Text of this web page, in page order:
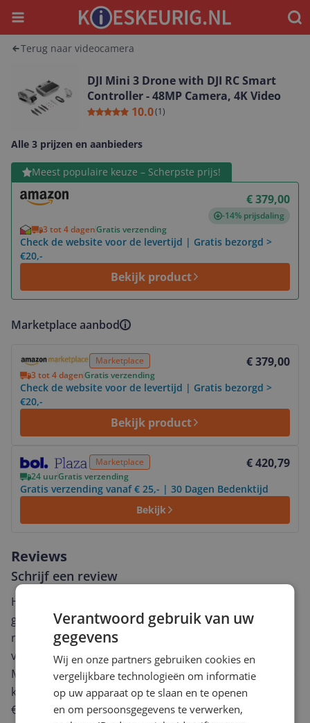
Menu
Terug naar videocamera
DJI Mini 3 Drone with DJI RC Smart
Controller - 48MP Camera, 4K Video
10.0(1)
Alle 3 prijzen en aanbieders
Meest populaire keuze – Scherpste prijs!
€ 379,00
-14% prijsdaling
3 tot 4 dagenGratis verzending
Check de website voor de levertijd | Gratis bezorgd >
€20,-
Bekijk product
Bekijk product
Marketplace aanbod
Marketplace € 379,00
3 tot 4 dagenGratis verzending
Check de website voor de levertijd | Gratis bezorgd >
€20,-
Bekijk product
Marketplace € 420,79
24 uurGratis verzending
Gratis verzending vanaf € 25,- | 30 Dagen Bedenktijd
Bekijk
Reviews
Schrijf een review
Heb jij dit product in bezit en wil je graag je mening
geven? Start dan hieronder met het schrijven van je
review. Afhankelijk van de details duurt het schrijven
van een review gemiddeld tussen de 3 en 10 minuten.
Met jouw mening help je andere bezoekers een betere
keuze te maken én maak je iedere maand kans op
€250,-!
Klik hier voor de actievoorwaarden.
Verantwoord gebruik van uw
gegevens
Wij en onze partners gebruiken cookies en
vergelijkbare technologieën om informatie
op uw apparaat op te slaan en te openen
en om persoonsgegevens te verwerken,